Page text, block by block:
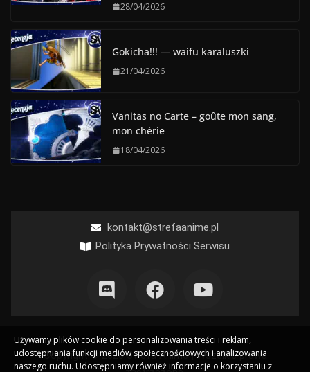
28/04/2026
Gokicha!!! — waifu karaluszki
21/04/2026
Vanitas no Carte – goûte mon sang,
mon chérie
18/04/2026
kontakt@strefaanime.pl
Polityka Prywatności Serwisu
Copyright © 2026 Strefa Anime | Wszelkie prawa
Używamy plików cookie do personalizowania treści i reklam,
udostępniania funkcji mediów społecznościowych i analizowania
naszego ruchu. Udostępniamy również informacje o korzystaniu z